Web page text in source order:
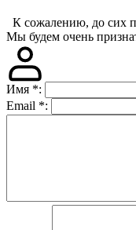
К сожалению, до сих
Мы будем очень
Имя *:
Email *: